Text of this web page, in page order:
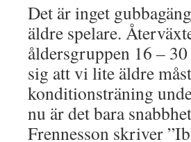
Det är inget
äldre spelare.
åldersgruppen 16 –
sig att vi lite äldre
konditionsträning
nu är det bara
Frennesson skriver